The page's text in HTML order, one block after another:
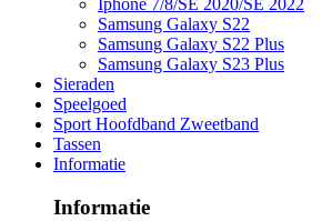
Iphone 7/8/SE 2020/SE 2022
Samsung Galaxy S22
Samsung Galaxy S22 Plus
Samsung Galaxy S23 Plus
Sieraden
Speelgoed
Sport Hoofdband Zweetband
Tassen
Informatie
Informatie